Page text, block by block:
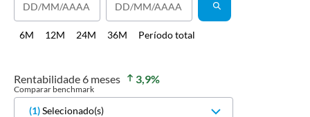
6M 12M 24M 36M Período total
Rentabilidade 6 meses 3,9%
Comparar benchmark
(1)Selecionado(s)